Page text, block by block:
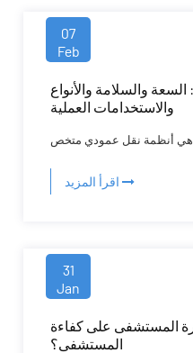
07
Feb
والسلامة والأنواع
والاستخدامات العملية
اقرأ المزيد
31
Jan
المستشفى على كفاءة
المستشفى؟